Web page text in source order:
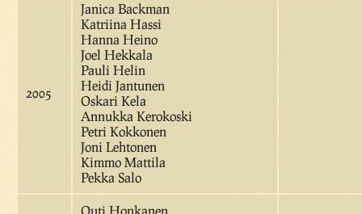
2005
Janica Backman
Katriina Hassi
Hanna Heino
Joel Hekkala
Pauli Helin
Heidi Jantunen
Oskari Kela
Annukka Kerokoski
Petri Kokkonen
Joni Lehtonen
Kimmo Mattila
Pekka Salo
Outi Honkanen